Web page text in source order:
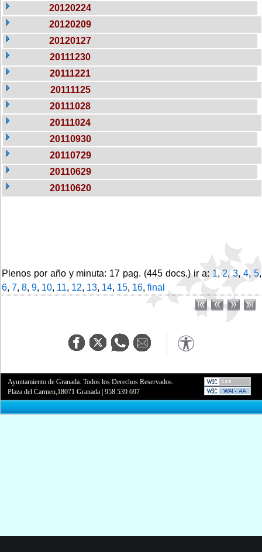
20120224
20120209
20120127
20111230
20111221
20111125
20111028
20111024
20110930
20110729
20110629
20110620
Plenos por año y minuta: 17 pag. (445 docs.) ir a: 1,2,3,4,5,
6, 7, 8, 9, 10, 11, 12, 13, 14, 15, 16, final
Ayuntamiento de Granada. Todos los Derechos Reservados.
Plaza del Carmen,18071 Granada |958 539 697